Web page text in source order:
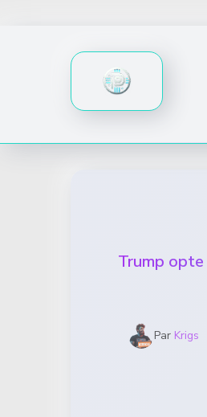
Trump
Par Krigs